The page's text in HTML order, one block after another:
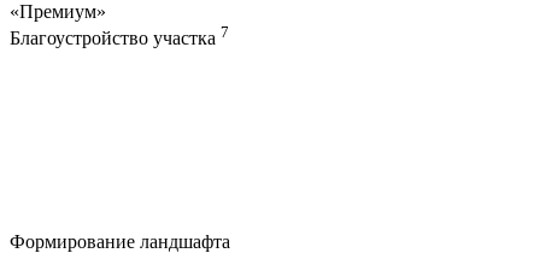
«Премиум»
Благоустройство участка 7
Формирование ландшафта